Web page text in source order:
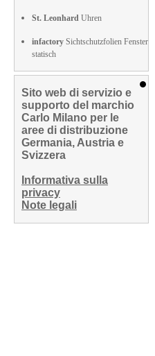
St. Leonhard Uhren
infactory Sichtschutzfolien Fenster
statisch
Sito web di servizio e
supporto del marchio
Carlo Milano per le
aree di distribuzione
Germania, Austria e
Svizzera
Informativa sulla
privacy
Note legali